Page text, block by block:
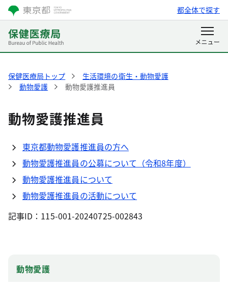
都全体で探す
保健医療局トップ
生活環境の衛生・動物愛護
動物愛護
動物愛護推進員
動物愛護推進員
東京都動物愛護推進員の方へ
動物愛護推進員の公募について（令和8年度）
動物愛護推進員について
動物愛護推進員の活動について
記事ID：115-001-20240725-002843
動物愛護